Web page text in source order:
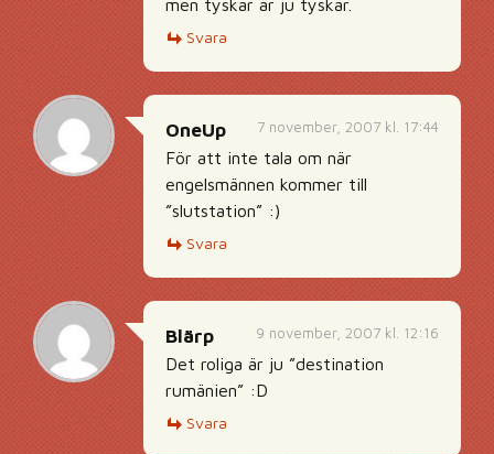
men tyskar är ju tyskar.
Svara
7 november, 2007 kl. 17:44
OneUp
För att inte tala om när
engelsmännen kommer till
”slutstation” :)
Svara
9 november, 2007 kl. 12:16
Blärp
Det roliga är ju ”destination
rumänien” :D
Svara